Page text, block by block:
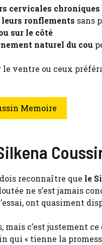
cervicales chroniques
leurs ronflements sans
sur le côté
naturel du cou
le ventre ou ceux
Memoire
reconnaître que le
ne s’est jamais
ont quasiment
mais c’est justement
qui « tienne la